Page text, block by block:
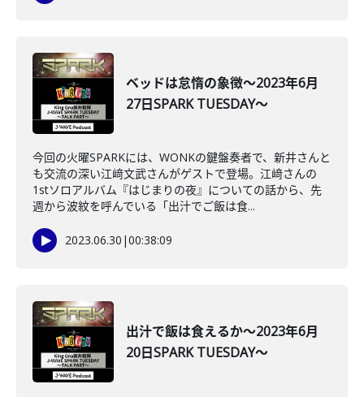
ベッドは怠惰の象徴～2023年6月
27日SPARK TUESDAY～
今回の火曜SPARKには、WONKの鍵盤奏者で、新井さんと
も交流の深い江﨑文武さんがゲストで登場。江﨑さんの
1stソロアルバム『はじまりの夜』についての話から、先
週から波紋を呼んでいる「出汁でご飯は食...
2023.06.30 |00:38:09
出汁で飯は食えるか～2023年6月
20日SPARK TUESDAY～